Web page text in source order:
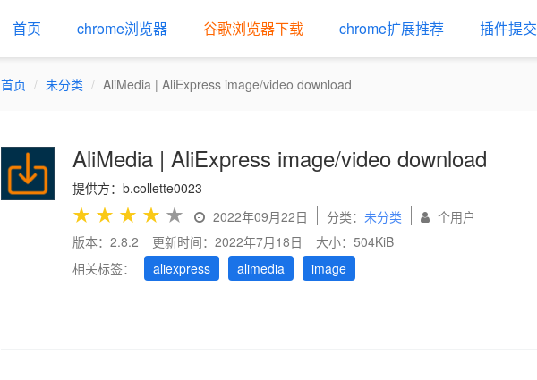
首页 chrome浏览器 谷歌浏览器下载 chrome扩展推荐 插件提交
首页 未分类 AliMedia | AliExpress image/video download
AliMedia | AliExpress image/video download
提供方：b.collette0023
★ ★ ★ ★ ★ 2022年09月22日 分类： 未分类
个用户
版本：2.8.2
更新时间：2022年7月18日
大小：504KiB
相关标签：
aliexpress alimedia image